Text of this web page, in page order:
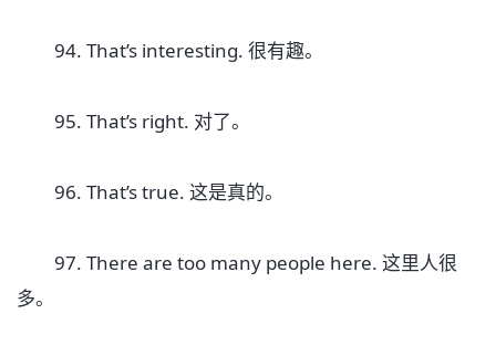
94. That’s interesting. 很有趣。
95. That’s right. 对了。
96. That’s true. 这是真的。
97. There are too many people here. 这里人很
多。